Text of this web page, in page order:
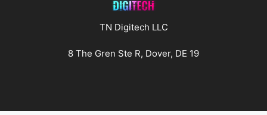
TN Digitech LLC
8 The Gren Ste R, Dover, DE 19